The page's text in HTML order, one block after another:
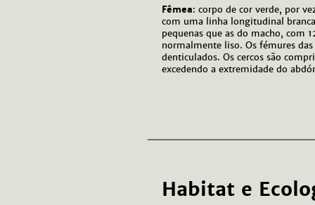
Fêmea: corpo de cor verde, por
com uma linha longitudinal
pequenas que as do macho, com
normalmente liso. Os fémures
denticulados. Os cercos são
excedendo a extremidade do
Habitat e